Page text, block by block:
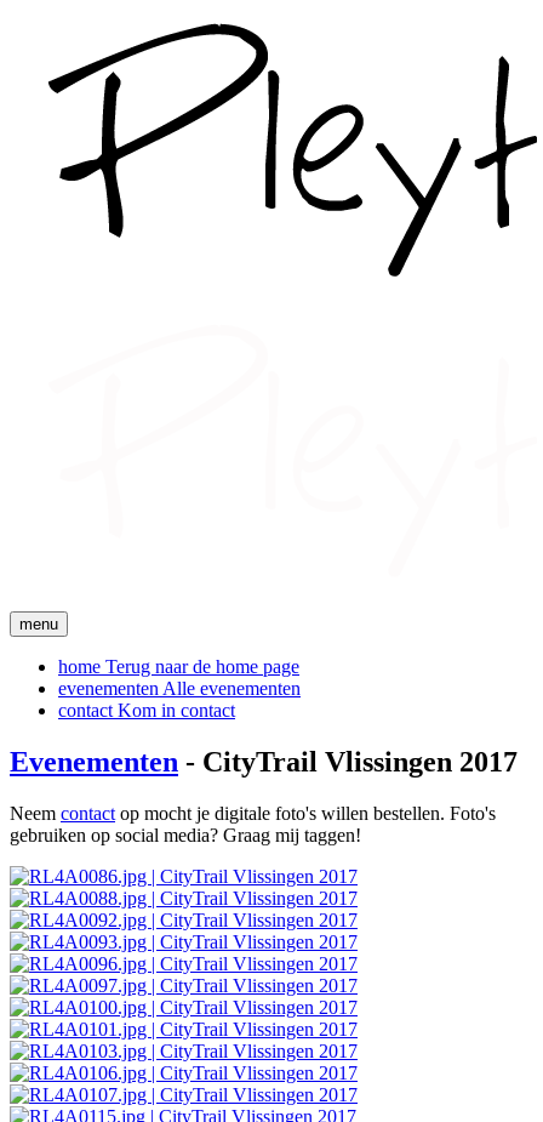
menu
home Terug naar de home page
evenementen Alle evenementen
contact Kom in contact
Evenementen - CityTrail Vlissingen 2017
Neem contact op mocht je digitale foto's willen bestellen. Foto's
gebruiken op social media? Graag mij taggen!